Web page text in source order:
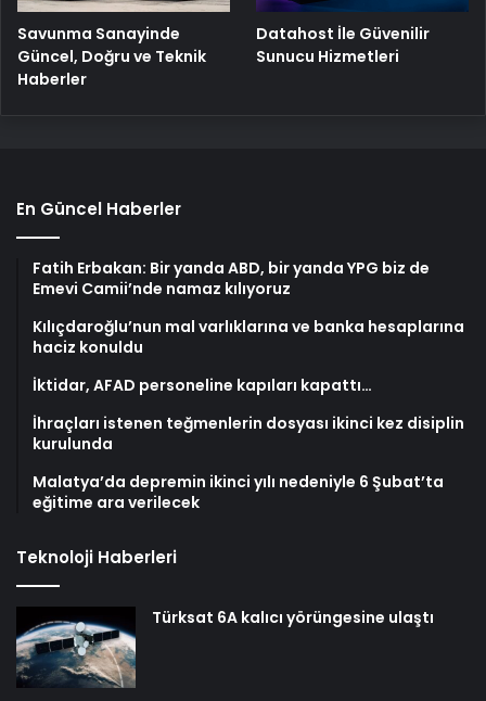
Savunma Sanayinde
Güncel, Doğru ve Teknik
Haberler
Datahost İle Güvenilir
Sunucu Hizmetleri
En Güncel Haberler
Fatih Erbakan: Bir yanda ABD, bir yanda YPG biz de
Emevi Camii’nde namaz kılıyoruz
Kılıçdaroğlu’nun mal varlıklarına ve banka hesaplarına
haciz konuldu
İktidar, AFAD personeline kapıları kapattı…
İhraçları istenen teğmenlerin dosyası ikinci kez disiplin
kurulunda
Malatya’da depremin ikinci yılı nedeniyle 6 Şubat’ta
eğitime ara verilecek
Teknoloji Haberleri
Türksat 6A kalıcı yörüngesine ulaştı